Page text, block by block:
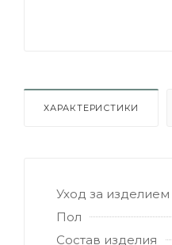
ХАРАКТЕРИСТИКИ
Уход за изделием
Пол
Состав изделия